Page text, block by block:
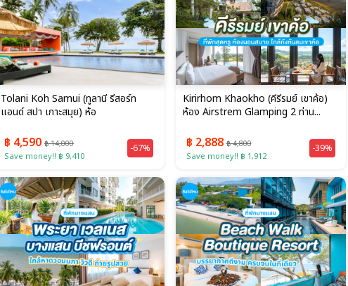
Tolani Koh Samui (ทูลานี รีสอร์ท
แอนด์ สปา เกาะสมุย) ห้อ
฿ 4,590 ฿ 14,000
Save money!! ฿ 9,410
-67%
Kirirhom Khaokho (คีรีรมย์ เขาค้อ)
ห้อง Airstrem Glamping 2 ท่าน...
฿ 2,888฿ 4,800
Save money!! ฿ 1,912
-39%